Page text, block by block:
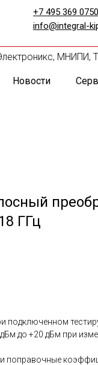
+7 495 369 0750
info@integral-
МНИПИ,
Новости
ГГц
подключенном
до +20 дБм при
поправочные